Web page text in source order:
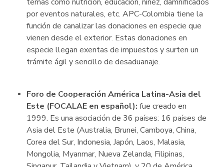
por eventos naturales, etc. APC-Colombia tiene la
función de canalizar las donaciones en especie que
vienen desde el exterior. Estas donaciones en
especie llegan exentas de impuestos y surten un
trámite ágil y sencillo de desaduanaje.
Foro de Cooperación América Latina-Asia del
Este (FOCALAE en español): fue creado en
1999. Es una asociación de 36 países: 16 países de
Asia del Este (Australia, Brunei, Camboya, China,
Corea del Sur, Indonesia, Japón, Laos, Malasia,
Mongolia, Myanmar, Nueva Zelanda, Filipinas,